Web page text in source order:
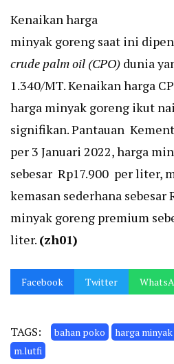
Kenaikan harga
minyak goreng saat ini
crude palm oil (CPO) dunia
1.340/MT. Kenaikan harga
harga minyak goreng ikut
signifikan. Pantauan
per 3 Januari 2022, harga
sebesar Rp17.900 per liter,
kemasan sederhana sebesar
minyak goreng premium
liter. (zh01)
Facebook Twitter
TAGS: bahan poko harga
m.lutfi